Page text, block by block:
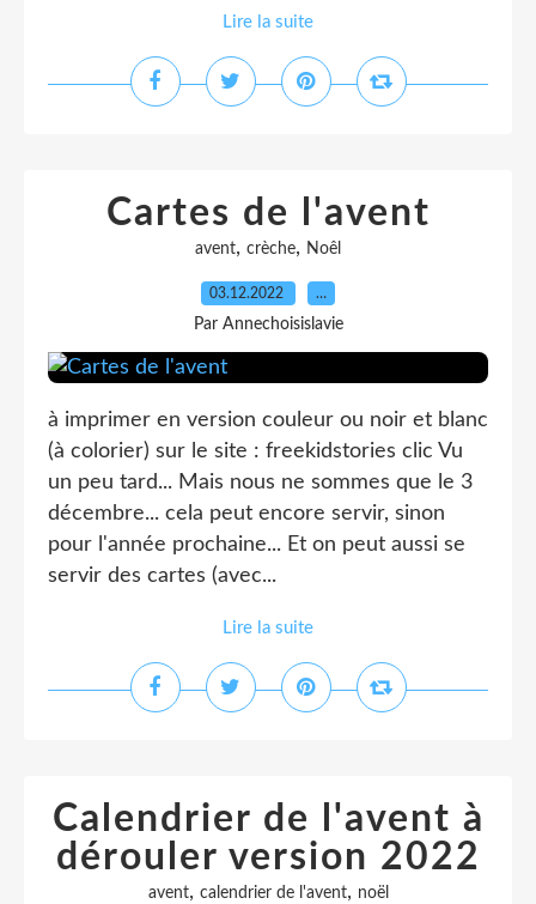
Lire la suite
Cartes de l'avent
avent, crèche, Noêl
03.12.2022 …
Par Annechoisislavie
à imprimer en version couleur ou noir et blanc
(à colorier) sur le site : freekidstories clic Vu
un peu tard... Mais nous ne sommes que le 3
décembre... cela peut encore servir, sinon
pour l'année prochaine... Et on peut aussi se
servir des cartes (avec...
Lire la suite
Calendrier de l'avent à
dérouler version 2022
avent, calendrier de l'avent, noël